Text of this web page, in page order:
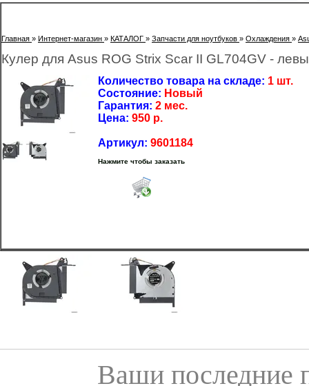
Главная » Интернет-магазин » КАТАЛОГ » Запчасти для ноутбуков » Охлаждения »
Кулер для Asus ROG Strix Scar II GL704GV -
Количество товара на складе: 1 шт.
Состояние: Новый
Гарантия: 2 мес.
Цена: 950 р.
Артикул: 9601184
Нажмите чтобы заказать
Ваши последние